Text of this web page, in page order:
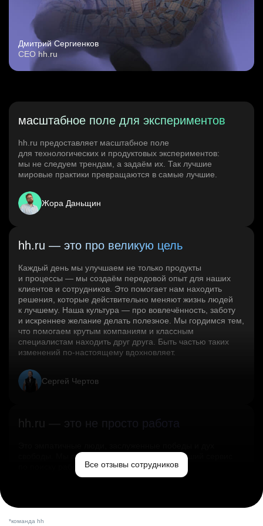
Дмитрий Сергиенков
CEO hh.ru
масштабное поле для экспериментов
hh.ru предоставляет масштабное поле
для технологических и продуктовых экспериментов:
мы не следуем трендам, а задаём их. Так лучшие
мировые практики превращаются в самые лучшие.
Жора Даньщин
hh.ru — это про великую цель
Каждый день мы улучшаем не только продукты
и процессы — мы создаём передовой опыт для наших
клиентов и сотрудников. Это помогает нам находить
решения, которые действительно меняют жизнь людей
к лучшему. Наша культура — про вовлечённость, заботу
и искреннее желание делать полезное. Мы гордимся тем,
что помогаем крутым компаниям и классным
специалистам находить друг друга. Быть частью таких
изменений по‑настоящему вдохновляет.
Сергей Чертов
hh.ru — это не просто работа
свободы. Мы помогаем миру и создаём лучший сервис
по поиску работы в стране.Все отзывы сотрудников
*команда hh